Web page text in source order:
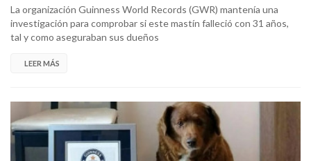
La organización Guinness World Records (GWR) mantenía una
investigación para comprobar si este mastín falleció con 31 años,
tal y como aseguraban sus dueños
LEER MÁS